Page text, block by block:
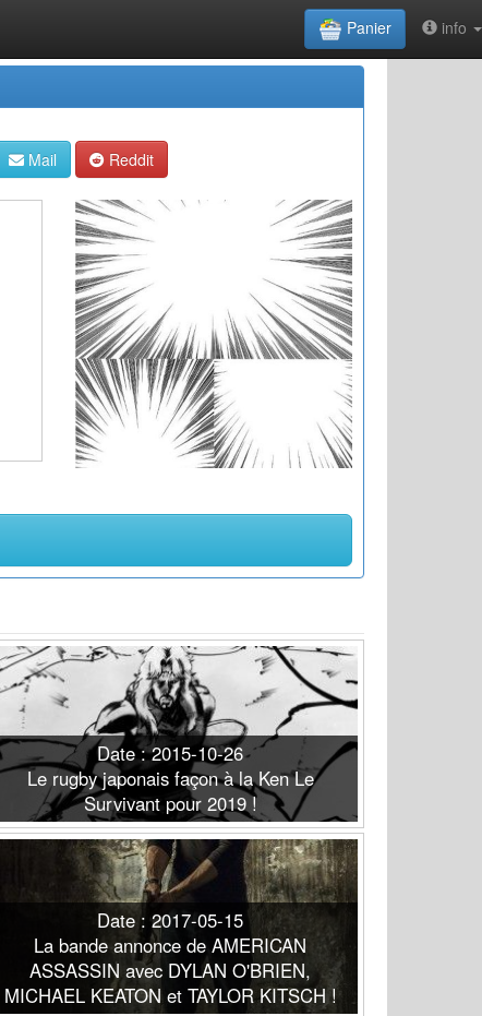
Panier info
Mail Reddit
Date : 2015-10-26
Le rugby japonais façon à la Ken Le
Survivant pour 2019 !
Date : 2017-05-15
La bande annonce de AMERICAN
ASSASSIN avec DYLAN O'BRIEN,
MICHAEL KEATON et TAYLOR KITSCH !